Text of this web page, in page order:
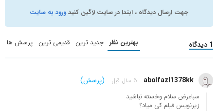
جهت ارسال دیدگاه ، ابتدا در سایت لاگین کنیدورود به سایت
1 دیدگاه بهترین نظر جدید ترین قدیمی ترین پرسش ها
abolfazl1378kk 6 سال قبل (پرسش)
سباعرض سلام وخسته نباشید
زیرنویس فیلم کی میاد؟